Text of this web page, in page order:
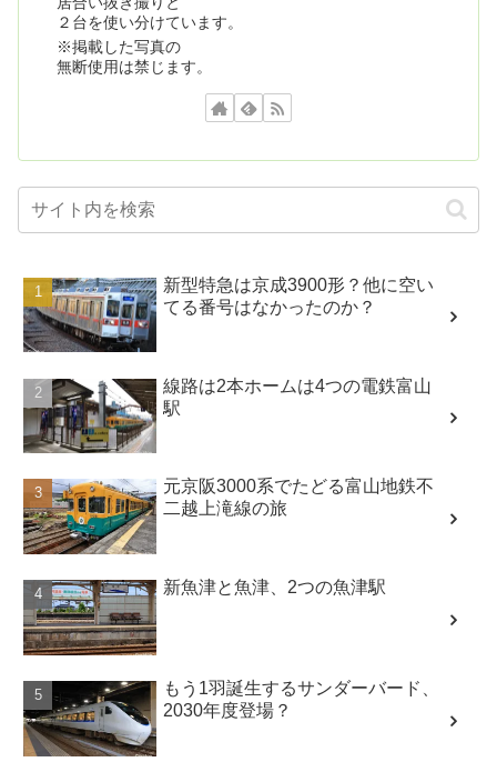
２台を使い分けています。
※掲載した写真の
無断使用は禁じます。
新型特急は京成3900形？他に空い
てる番号はなかったのか？
線路は2本ホームは4つの電鉄富山
駅
元京阪3000系でたどる富山地鉄不
二越上滝線の旅
新魚津と魚津、2つの魚津駅
もう1羽誕生するサンダーバード、
2030年度登場？